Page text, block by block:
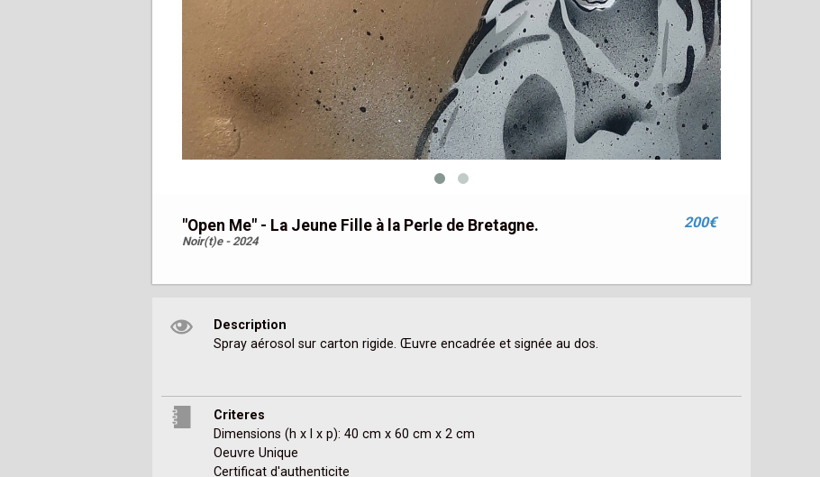
"Open Me" - La Jeune Fille à la Perle de Bretagne.
Noir(t)e - 2024
200€
Description
Criteres
Dimensions (h x l x p): 40 cm x 60 cm x 2 cm
Oeuvre Unique
Certificat d'authenticite